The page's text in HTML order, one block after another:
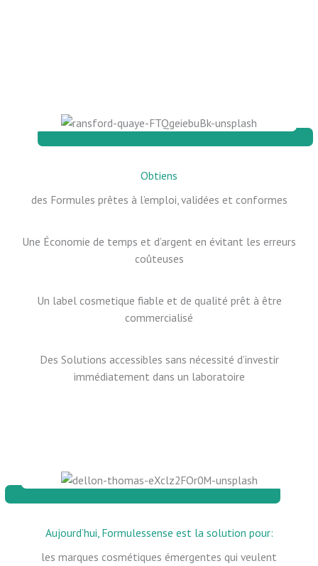
Obtiens
des Formules prêtes à l’emploi, validées et conformes
Une Économie de temps et d’argent en évitant les erreurs
coûteuses
Un label cosmetique fiable et de qualité prêt à être
commercialisé
Des Solutions accessibles sans nécessité d’investir
immédiatement dans un laboratoire
Aujourd’hui, Formulessense est la solution pour:
les marques cosmétiques émergentes qui veulent